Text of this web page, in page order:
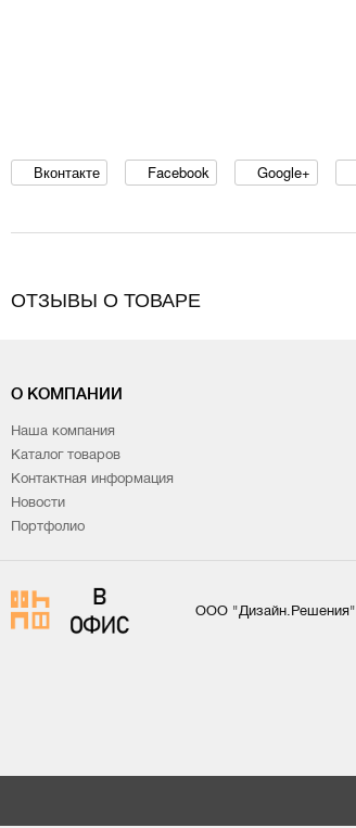
Вконтакте Facebook Google+
ОТЗЫВЫ О ТОВАРЕ
О КОМПАНИИ
Наша компания
Каталог товаров
Контактная информация
Новости
Портфолио
ООО "Дизайн.Решения"